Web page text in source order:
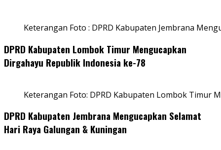
Keterangan Foto : DPRD Kabupaten Jembrana
DPRD Kabupaten Lombok Timur Mengucapkan
Dirgahayu Republik Indonesia ke-78
Keterangan Foto: DPRD Kabupaten Lombok Timur
DPRD Kabupaten Jembrana Mengucapkan Selamat
Hari Raya Galungan & Kuningan